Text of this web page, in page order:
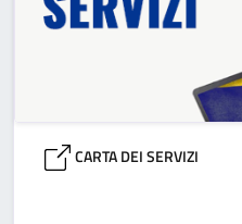
CARTA DEI SERVIZI